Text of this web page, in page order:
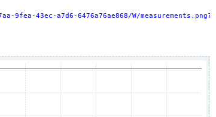
43ec-a7d6-6476a76ae868/W/